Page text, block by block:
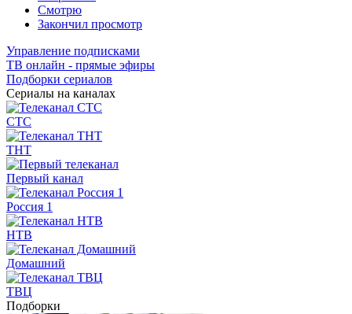
Смотрю
Закончил просмотр
Управление подписками
ТВ онлайн - прямые эфиры
Подборки сериалов
Сериалы на каналах
СТС
ТНТ
Первый канал
Россия 1
НТВ
Домашний
ТВЦ
Подборки